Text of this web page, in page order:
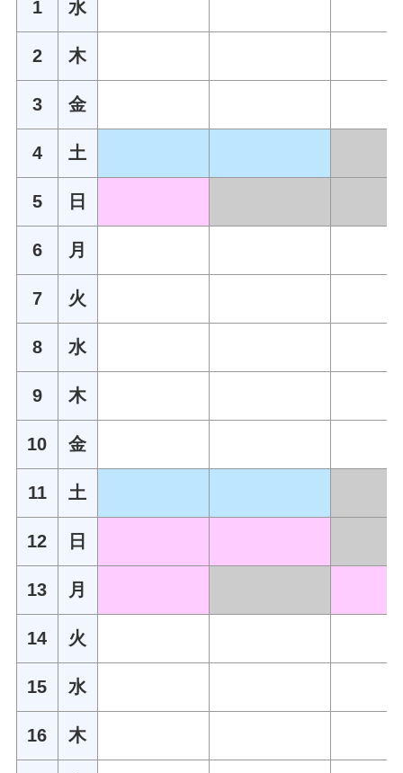
1 水
2 木
3 金
4 土
5 日
6 月
7 火
8 水
9 木
10 金
11 土
12 日
13 月
14 火
15 水
16 木